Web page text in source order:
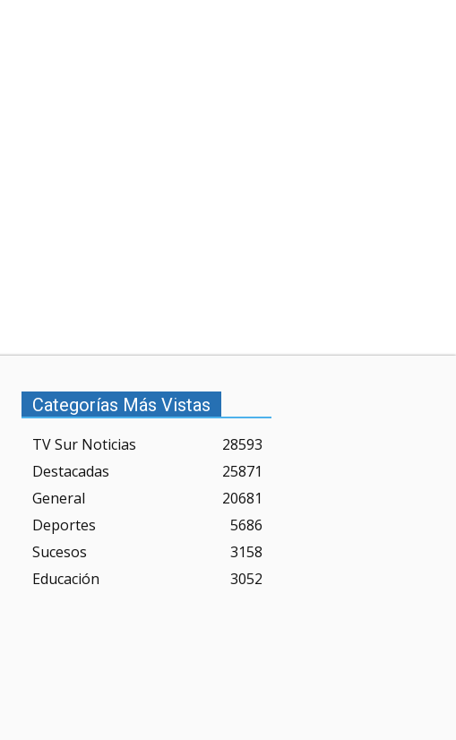
Categorías Más Vistas
TV Sur Noticias
28593
Destacadas
25871
General
20681
Deportes
5686
Sucesos
3158
Educación
3052